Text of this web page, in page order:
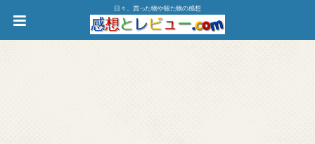
日々、買った物や観た物の感想